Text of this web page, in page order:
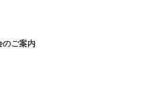
のご案内